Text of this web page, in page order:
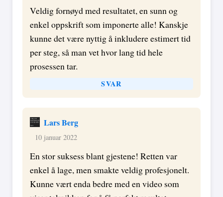
Veldig fornøyd med resultatet, en sunn og
enkel oppskrift som imponerte alle! Kanskje
kunne det være nyttig å inkludere estimert tid
per steg, så man vet hvor lang tid hele
prosessen tar.
SVAR
Lars Berg
10 januar 2022
En stor suksess blant gjestene! Retten var
enkel å lage, men smakte veldig profesjonelt.
Kunne vært enda bedre med en video som